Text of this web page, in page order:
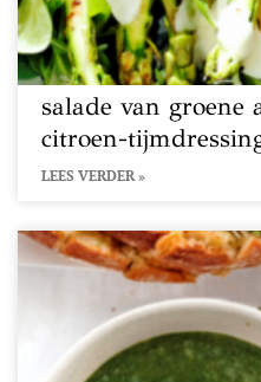
salade van groene
citroen-
LEES VERDER »